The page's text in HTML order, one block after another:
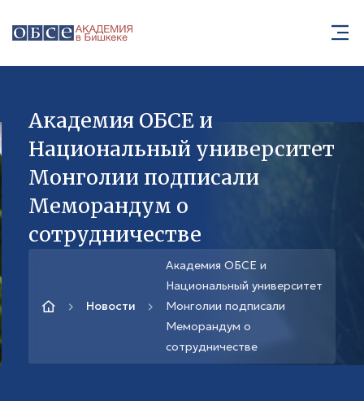
Академия ОБСЕ и
Национальный университет
Монголии подписали
Меморандум о
сотрудничестве
Новости
Академия ОБСЕ и
Национальный университет
Монголии подписали
Меморандум о
сотрудничестве